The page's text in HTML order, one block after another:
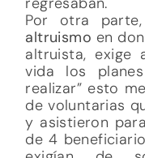
Por otra
altruismo en
altruista, exige
vida los
realizar” esto
de voluntarias
y asistieron
de 4